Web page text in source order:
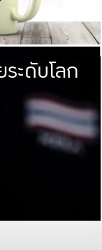
มหาวิทยา
พร้อมที่จ
ลักดันในการใช้ระบบส
เพื่อการทำงานแ
ะดับโลก